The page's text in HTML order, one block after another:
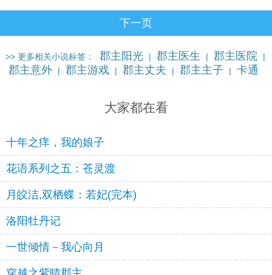
下一页
>> 更多相关小说标签： 郡主阳光 | 郡主医生 | 郡主医院 |
郡主意外 | 郡主游戏 | 郡主丈夫 | 郡主主子 |
卡通
大家都在看
十年之痒，我的娘子
花语系列之五：苍灵渡
月皎洁,双栖蝶：若妃(完本)
洛阳牡丹记
一世倾情－我心向月